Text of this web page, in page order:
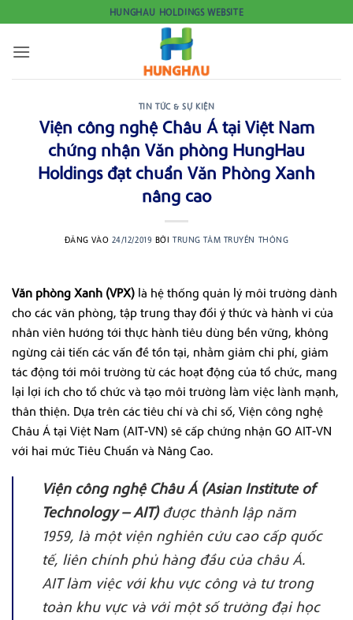
nội
HUNGHAU HOLDINGS WEBSITE
TIN TỨC & SỰ KIỆN
Viện công nghệ Châu Á tại Việt Nam
chứng nhận Văn phòng HungHau
Holdings đạt chuẩn Văn Phòng Xanh
nâng cao
ĐĂNG VÀO 24/12/2019 BỞITRUNG TÂM TRUYỀN THÔNG
Văn phòng Xanh (VPX) là hệ thống quản lý môi trường dành
cho các văn phòng, tập trung thay đổi ý thức và hành vi của
nhân viên hướng tới thực hành tiêu dùng bền vững, không
ngừng cải tiến các vấn đề tồn tại, nhằm giảm chi phí, giảm
tác động tới môi trường từ các hoạt động của tổ chức, mang
lại lợi ích cho tổ chức và tạo môi trường làm việc lành mạnh,
thân thiện. Dựa trên các tiêu chí và chỉ số, Viện công nghệ
Châu Á tại Việt Nam (AIT-VN) sẽ cấp chứng nhận GO AIT-VN
với hai mức Tiêu Chuẩn và Nâng Cao.
Viện công nghệ Châu Á (Asian Institute of
Technology – AIT)được thành lập năm
1959, là một viện nghiên cứu cao cấp quốc
tế, liên chính phủ hàng đầu của châu Á.
AIT làm việc với khu vực công và tư trong
toàn khu vực và với một số trường đại học